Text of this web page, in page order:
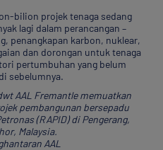
bilion projek tenaga sedang
lagi dalam perancangan –
penangkapan karbon, nuklear,
dan dorongan untuk tenaga
pertumbuhan yang belum
sebelumnya.
AAL Fremantle memuatkan
pembangunan bersepadu
(RAPID) di Pengerang,
Malaysia.
AAL